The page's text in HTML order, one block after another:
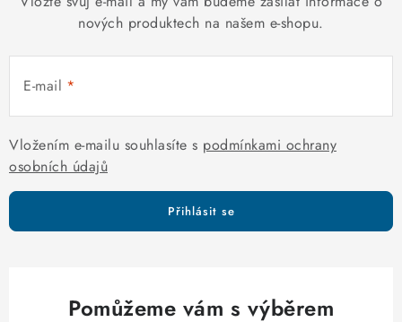
p
r
v
k
y
v
ý
i
nových produktech na našem e-shopu.
E-mail
Vložením e-mailu souhlasíte s podmínkami ochrany
osobních údajů
Přihlásit se
Pomůžeme vám s výběrem